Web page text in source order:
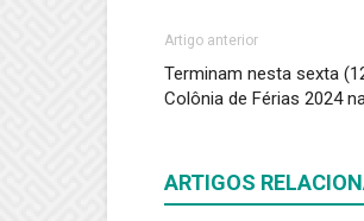
Artigo anterior
Terminam nesta sexta
Colônia de Férias 2024
ARTIGOS